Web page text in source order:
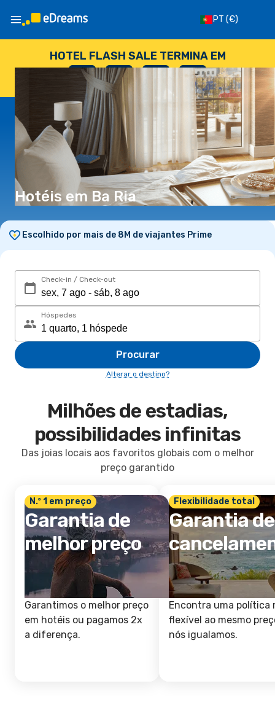
PT (€)
HOTEL FLASH SALE TERMINA EM
--
DIAS
: --
HORAS
: --
SEGUNDOS
Hotéis em Ba Ria
Escolhido por mais de 8M de viajantes Prime
Check-in / Check-out
Hóspedes
Procurar
Alterar o destino?
Milhões de estadias,
possibilidades infinitas
Das joias locais aos favoritos globais com o melhor
preço garantido
N.º 1 em preço
Garantia de
melhor preço
Garantimos o melhor preço
em hotéis ou pagamos 2x
a diferença.
Flexibilidade total
Garantia de
Encontra uma política
flexível ao mesmo
nós igualamos.